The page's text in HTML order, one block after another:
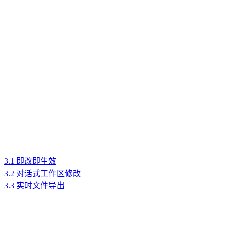
3.1 即改即生效
3.2 对话式工作区修改
3.3 实时文件导出